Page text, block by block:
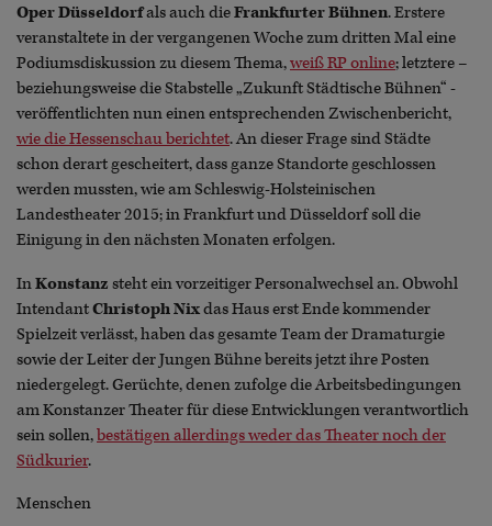
Oper Düsseldorfals auch dieFrankfurter Bühnen. Erstere
veranstaltete in der vergangenen Woche zum dritten Mal eine
Podiumsdiskussion zu diesem Thema,weiß RP online; letztere –
beziehungsweise die Stabstelle „Zukunft Städtische Bühnen“ -
veröffentlichten nun einen entsprechenden Zwischenbericht,
wie die Hessenschau berichtet. An dieser Frage sind Städte
schon derart gescheitert, dass ganze Standorte geschlossen
werden mussten, wie am Schleswig-Holsteinischen
Landestheater 2015; in Frankfurt und Düsseldorf soll die
Einigung in den nächsten Monaten erfolgen.
InKonstanz steht ein vorzeitiger Personalwechsel an. Obwohl
IntendantChristoph Nixdas Haus erst Ende kommender
Spielzeit verlässt, haben das gesamte Team der Dramaturgie
sowie der Leiter der Jungen Bühne bereits jetzt ihre Posten
niedergelegt. Gerüchte, denen zufolge die Arbeitsbedingungen
am Konstanzer Theater für diese Entwicklungen verantwortlich
sein sollen,bestätigen allerdings weder das Theater noch der
Südkurier.
Menschen